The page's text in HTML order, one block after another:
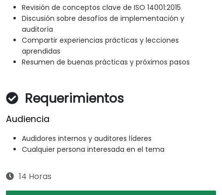
Revisión de conceptos clave de ISO 14001:2015
Discusión sobre desafíos de implementación y
auditoría
Compartir experiencias prácticas y lecciones
aprendidas
Resumen de buenas prácticas y próximos pasos
Requerimientos
Audiencia
Audidores internos y auditores líderes
Cualquier persona interesada en el tema
14 Horas